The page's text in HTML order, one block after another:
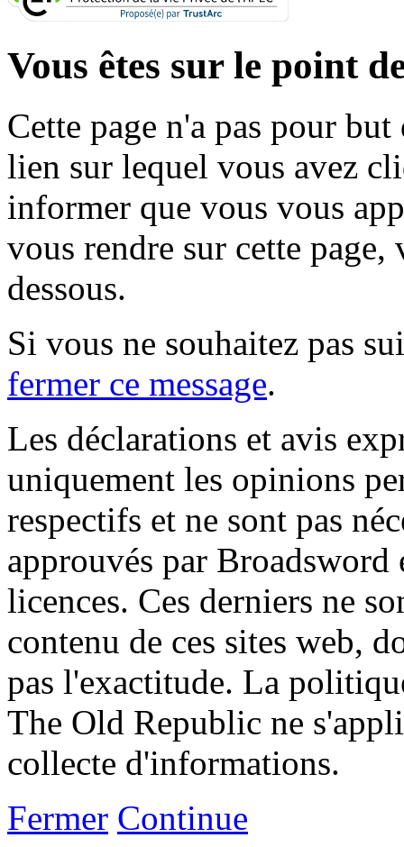
Vous êtes sur le point
Cette page n'a pas pour
lien sur lequel vous avez
informer que vous vous
vous rendre sur cette
dessous.
Si vous ne souhaitez pas
fermer ce message.
Les déclarations et avis
uniquement les opinions
respectifs et ne sont pas
approuvés par
licences. Ces derniers ne
contenu de ces sites web,
pas l'exactitude. La
The Old Republic ne
collecte d'informations.
Fermer Continue